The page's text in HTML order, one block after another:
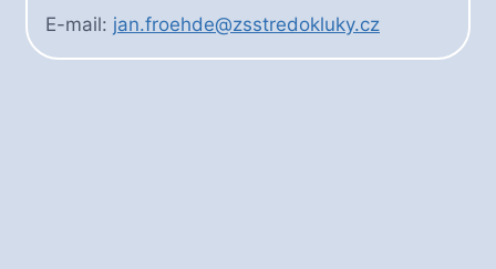
E-mail: jan.froehde@zsstredokluky.cz